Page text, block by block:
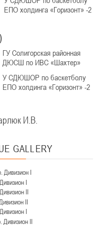
Минск
22 марта 2026 г., г. Минск, ул.
Брест
18-19 марта 2026 г., г. Брест, ул.
17-18 марта 2026 г., г. Гродно,
Минск
14-15 марта 2026 г., г. Минск, ул.
ЕПО холдинга «Горизонт» -2
ГУ Солигорская районная
ДЮСШ по ИВС «Шахтер»
У СДЮШОР по баскетболу
ЕПО холдинга «Горизонт» -2
И.В.
GALLERY